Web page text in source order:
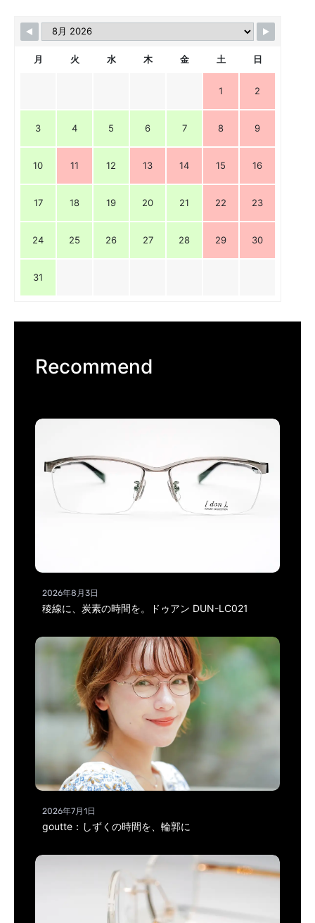
月 火 水 木 金 土 日
1 2
3 4 5 6 7 8 9
10 11 12 13 14 15 16
17 18 19 20 21 22 23
24 25 26 27 28 29 30
31
Recommend
2026年8月3日
稜線に、炭素の時間を。ドゥアン DUN-LC021
2026年7月1日
goutte：しずくの時間を、輪郭に